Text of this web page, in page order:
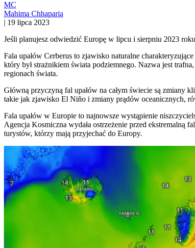
MC
Mahima Chhaparia
| 19 lipca 2023
Jeśli planujesz odwiedzić Europę w lipcu i sierpniu 2023
Fala upałów Cerberus to zjawisko naturalne
który był strażnikiem świata podziemnego. Nazwa jest
regionach świata.
Główną przyczyną fal upałów na całym świecie są zmiany
takie jak zjawisko El Niño i zmiany prądów oceanicznych,
Fala upałów w Europie to najnowsze wystąpienie
Agencja Kosmiczna wydała ostrzeżenie przed ekstremalną
turystów, którzy mają przyjechać do Europy.